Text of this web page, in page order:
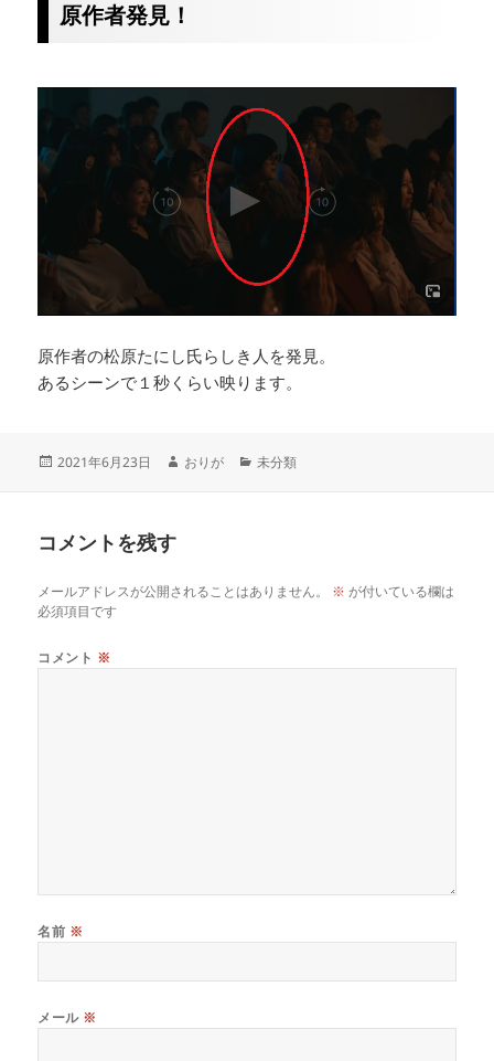
原作者発見！
原作者の松原たにし氏らしき人を発見。
あるシーンで１秒くらい映ります。
投
2021年6月23日
作
おりが
カ
未分類
コメントを残す
メールアドレスが公開されることはありません。 ※ が付いている欄は
必須項目です
コメント ※
名前 ※
メール ※